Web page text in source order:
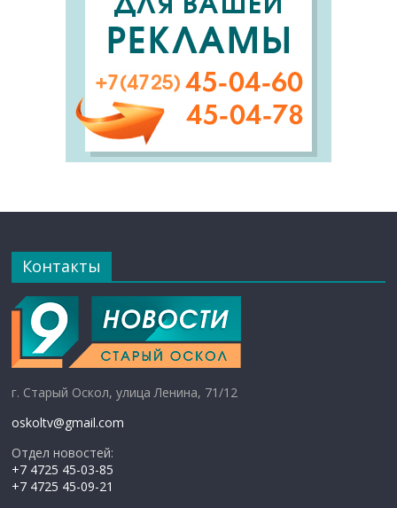
Контакты
г. Старый Оскол, улица Ленина, 71/12
oskoltv@gmail.com
Отдел новостей:
+7 4725 45-03-85
+7 4725 45-09-21